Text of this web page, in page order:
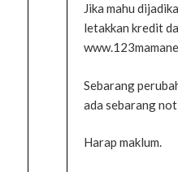
Jika mahu
letakkan kredit
Sebarang
ada sebarang
Harap maklum.